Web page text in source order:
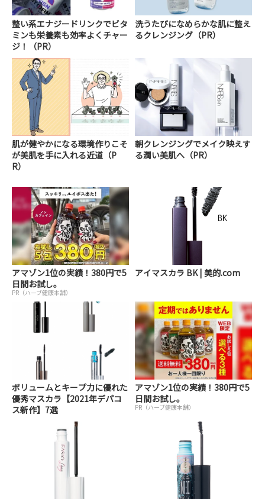
整い系エナジードリンクでビタ
ミンも栄養素も効率よくチャー
ジ！（PR）
洗うたびになめらかな肌に整え
るクレンジング（PR）
肌が健やかになる環境作りこそ
が美肌を手に入れる近道（P
R）
朝クレンジングでメイク映えす
る潤い美肌へ（PR）
アマゾン1位の実績！380円で5
日間お試し。
PR（ハーブ健康本舗）
アイマスカラ BK | 美的.com
ボリュームとキープ力に優れた
優秀マスカラ【2021年デパコ
ス新作】7選
アマゾン1位の実績！380円で5
日間お試し。
PR（ハーブ健康本舗）